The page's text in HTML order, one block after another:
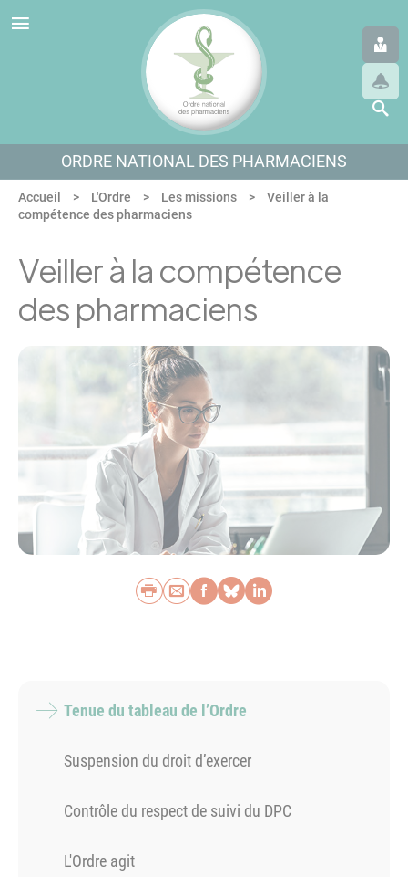
Aller au menu
Aller au contenu
Aller en bas de page
ORDRE NATIONAL DES PHARMACIENS
Accueil L'Ordre Les missions
Veiller à la
compétence des pharmaciens
Veiller à la compétence
des pharmaciens
Imprimer
Envoyer par e-mail
Partager sur
Partager sur
Partager sur
Tenue du tableau de l’Ordre
Suspension du droit d’exercer
Contrôle du respect de suivi du DPC
L'Ordre agit
Panneau de gestion des cookies